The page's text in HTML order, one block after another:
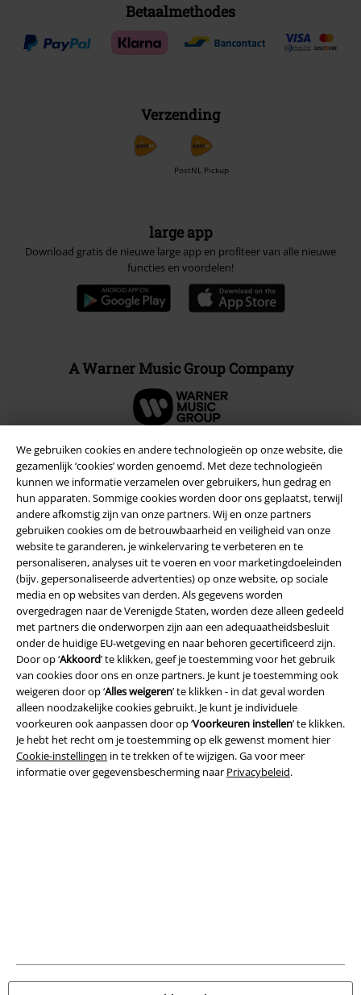
We gebruiken cookies en andere technologieën op onze website, die
gezamenlijk ‘cookies’ worden genoemd. Met deze technologieën
kunnen we informatie verzamelen over gebruikers, hun gedrag en
hun apparaten. Sommige cookies worden door ons geplaatst, terwijl
andere afkomstig zijn van onze partners. Wij en onze partners
gebruiken cookies om de betrouwbaarheid en veiligheid van onze
website te garanderen, je winkelervaring te verbeteren en te
personaliseren, analyses uit te voeren en voor marketingdoeleinden
(bijv. gepersonaliseerde advertenties) op onze website, op sociale
media en op websites van derden. Als gegevens worden
overgedragen naar de Verenigde Staten, worden deze alleen gedeeld
met partners die onderworpen zijn aan een adequaatheidsbesluit
onder de huidige EU-wetgeving en naar behoren gecertificeerd zijn.
Door op ‘Akkoord’ te klikken, geef je toestemming voor het gebruik
van cookies door ons en onze partners. Je kunt je toestemming ook
weigeren door op ‘Alles weigeren’ te klikken - in dat geval worden
alleen noodzakelijke cookies gebruikt. Je kunt je individuele
voorkeuren ook aanpassen door op ‘Voorkeuren instellen’ te klikken.
Je hebt het recht om je toestemming op elk gewenst moment hier
Cookie-instellingen in te trekken of te wijzigen. Ga voor meer
informatie over gegevensbescherming naar Privacybeleid.
Betaalmethodes
Verzending
PostNL Pickup
large app
Download gratis de nieuwe large app en profiteer van alle nieuwe
functies en voordelen!
A Warner Music Group Company
Beveiliging
Legal
Algemene Voorwaarden
Bedrijfsgegevens
Annuleer bestelling